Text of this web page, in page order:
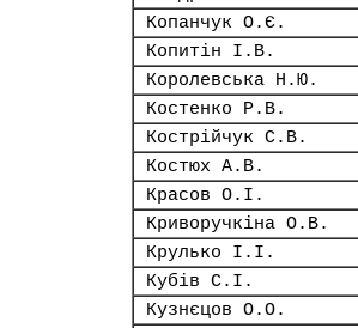
Копанчук О.Є.
Копитін І.В.
Королевська Н.Ю.
Костенко Р.В.
Кострійчук С.В.
Костюх А.В.
Красов О.І.
Криворучкіна О.В.
Крулько І.І.
Кубів С.І.
Кузнєцов О.О.